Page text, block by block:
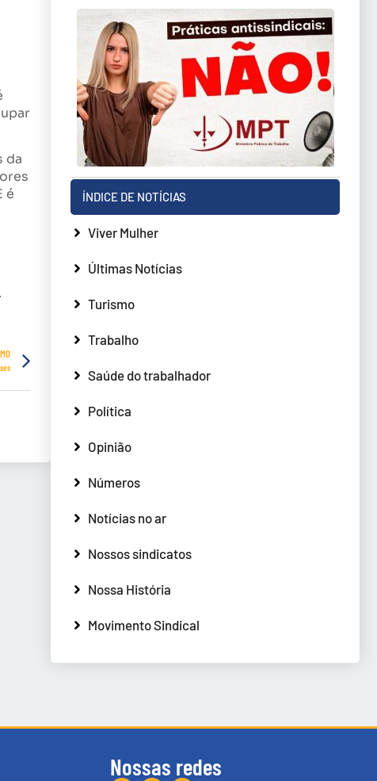
da
é
ÍNDICE DE NOTÍCIAS
Viver Mulher
Últimas Notícias
Turismo
Trabalho
Saúde do trabalhador
Política
Opinião
Números
Notícias no ar
Nossos sindicatos
Nossa História
Movimento Sindical
Nossas redes